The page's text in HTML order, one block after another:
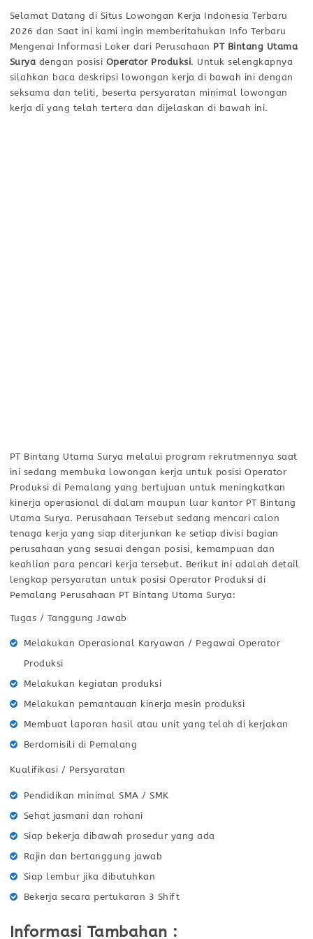
Selamat Datang di Situs Lowongan Kerja Indonesia Terbaru
2026 dan Saat ini kami ingin memberitahukan Info Terbaru
Mengenai Informasi Loker dari Perusahaan PT Bintang Utama
Surya dengan posisi Operator Produksi. Untuk selengkapnya
silahkan baca deskripsi lowongan kerja di bawah ini dengan
seksama dan teliti, beserta persyaratan minimal lowongan
kerja di yang telah tertera dan dijelaskan di bawah ini.
PT Bintang Utama Surya melalui program rekrutmennya saat
ini sedang membuka lowongan kerja untuk posisi Operator
Produksi di Pemalang yang bertujuan untuk meningkatkan
kinerja operasional di dalam maupun luar kantor PT Bintang
Utama Surya. Perusahaan Tersebut sedang mencari calon
tenaga kerja yang siap diterjunkan ke setiap divisi bagian
perusahaan yang sesuai dengan posisi, kemampuan dan
keahlian para pencari kerja tersebut. Berikut ini adalah detail
lengkap persyaratan untuk posisi Operator Produksi di
Pemalang Perusahaan PT Bintang Utama Surya:
Tugas / Tanggung Jawab
Melakukan Operasional Karyawan / Pegawai Operator
Produksi
Melakukan kegiatan produksi
Melakukan pemantauan kinerja mesin produksi
Membuat laporan hasil atau unit yang telah di kerjakan
Berdomisili di Pemalang
Kualifikasi / Persyaratan
Pendidikan minimal SMA / SMK
Sehat jasmani dan rohani
Siap bekerja dibawah prosedur yang ada
Rajin dan bertanggung jawab
Siap lembur jika dibutuhkan
Bekerja secara pertukaran 3 Shift
Informasi Tambahan :